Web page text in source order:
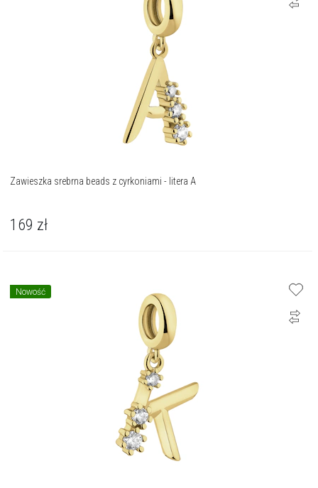
Zawieszka srebrna beads z cyrkoniami - litera A
169 zł
Nowość